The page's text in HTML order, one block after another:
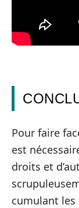
Pour faire
est
droits et
cumulant